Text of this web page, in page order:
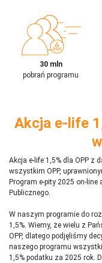
30 mln
pobrań programu
Akcja e-life
Akcja e-life 1,5% dla OPP z
wszystkim OPP,
Program e-pity 2025 on-line
Publicznego.
W naszym programie do
1,5%. Wiemy, że wielu z
OPP, dlatego podjęliśmy
naszego programu
1,5% podatku za 2025 rok.